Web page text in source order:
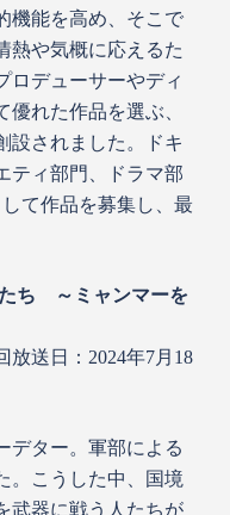
機能を高め、そこで
熱や気概に応えるた
ロデューサーやディ
れた作品を選ぶ、
設されました。ドキ
ティ部門、ドラマ部
て作品を募集し、最
ち ～ミャンマーを
送日：2024年7月18
デター。軍部による
。こうした中、国境
武器に戦う人たちが